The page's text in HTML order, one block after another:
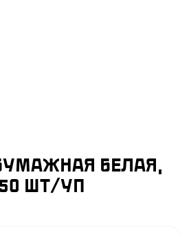
БЕЛАЯ,
ШТ/УП